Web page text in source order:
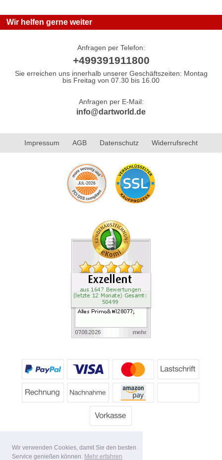
Wir verwenden Cookies, damit Sie den besten
Service genießen können. Mehr erfahren
Wir helfen gerne weiter
Anfragen per Telefon:
+499391911800
Sie erreichen uns innerhalb unserer Geschäftszeiten: Montag
bis Freitag von 07.30 bis 16.00
Anfragen per E-Mail:
info@dartworld.de
Impressum AGB Datenschutz Widerrufsrecht